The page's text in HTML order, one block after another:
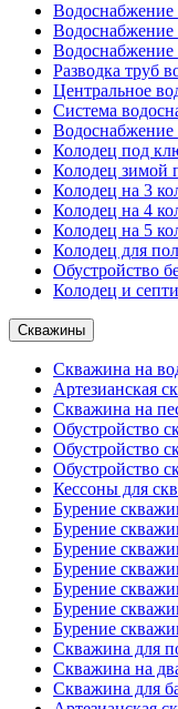
Водоснабжение
Водоснабжение
Разводка труб
Центральное
Система
Водоснабжение
Колодец под
Колодец зимой
Колодец на 3
Колодец на 4
Колодец на 5
Колодец для
Обустройство
Колодец и
Скважины
Скважина на
Артезианская
Скважина на
Обустройство
Обустройство
Обустройство
Кессоны для
Бурение
Бурение
Бурение
Бурение
Бурение
Бурение
Бурение
Скважина для
Скважина на
Скважина для